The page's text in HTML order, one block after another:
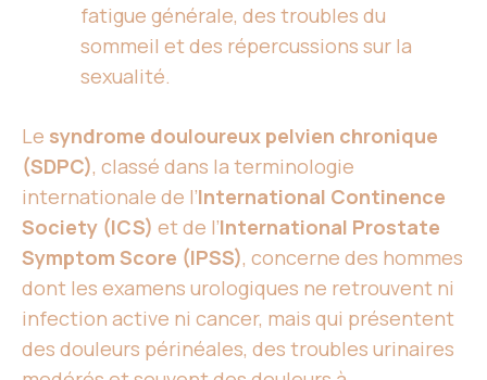
fatigue générale, des troubles du
sommeil et des répercussions sur la
sexualité.
Le syndrome douloureux pelvien chronique
(SDPC), classé dans la terminologie
internationale de l’International Continence
Society (ICS) et de l’International Prostate
Symptom Score (IPSS), concerne des hommes
dont les examens urologiques ne retrouvent ni
infection active ni cancer, mais qui présentent
des douleurs périnéales, des troubles urinaires